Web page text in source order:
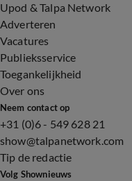
Upod & Talpa Network
Adverteren
Vacatures
Publieksservice
Toegankelijkheid
Over ons
Neem contact op
+31 (0)6 - 549 628 21
show@talpanetwork.com
Tip de redactie
Volg Shownieuws